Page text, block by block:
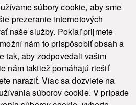
súbory cookie, aby sme
prezeranie internetových
naše služby. Pokiaľ prijmete
nám to prispôsobiť obsah a
tak, aby zodpovedali vašim
nám taktiež pomáhajú riešiť
naraziť. Viac sa dozviete na
súborov cookie. V prípade
Odoslať
vyhradené. Ochrana osobných údajov